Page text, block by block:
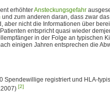
erhöhterAnsteckungsgefahr
und zum anderen daran, dass zwar
aber nicht die Informationen über
entspricht quasi wieder
in der Folge an typischen
einigen Jahren entsprechen die
Spendewillige registriert und HLA-
[2]